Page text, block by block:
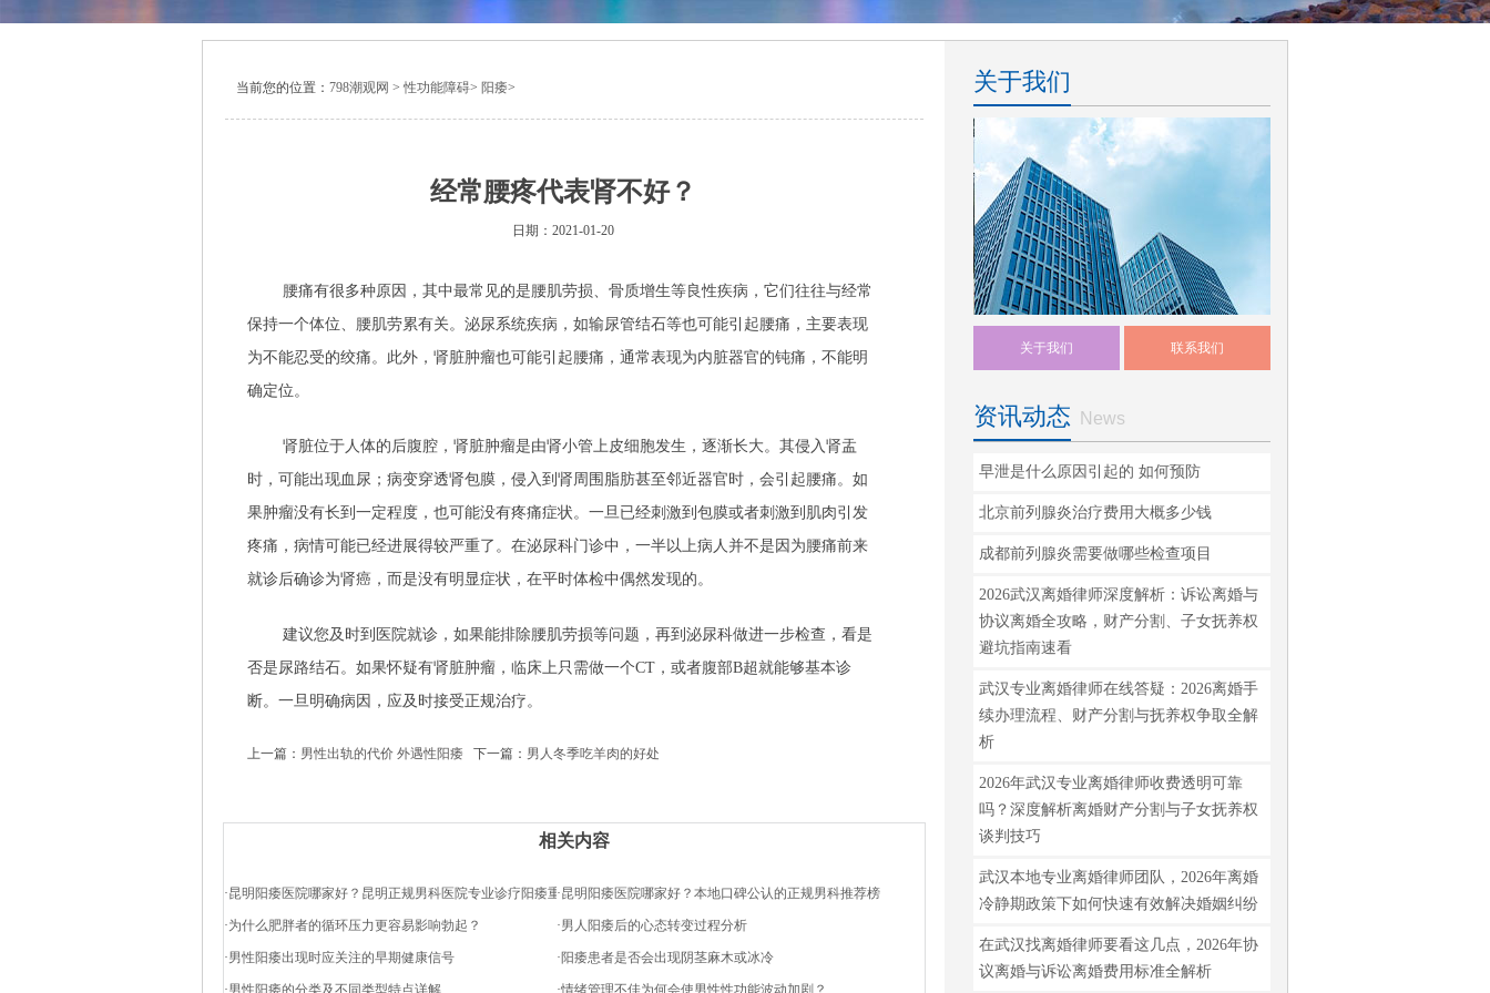
当前您的位置： 798潮观网 > 性功能障碍> 阳痿>
经常腰疼代表肾不好？
日期：2021-01-20
腰痛有很多种原因，其中最常见的是腰肌劳损、骨质增生等良性疾病，它们往往与经常
保持一个体位、腰肌劳累有关。泌尿系统疾病，如输尿管结石等也可能引起腰痛，主要表现
为不能忍受的绞痛。此外，肾脏肿瘤也可能引起腰痛，通常表现为内脏器官的钝痛，不能明
确定位。
肾脏位于人体的后腹腔，肾脏肿瘤是由肾小管上皮细胞发生，逐渐长大。其侵入肾盂
时，可能出现血尿；病变穿透肾包膜，侵入到肾周围脂肪甚至邻近器官时，会引起腰痛。如
果肿瘤没有长到一定程度，也可能没有疼痛症状。一旦已经刺激到包膜或者刺激到肌肉引发
疼痛，病情可能已经进展得较严重了。在泌尿科门诊中，一半以上病人并不是因为腰痛前来
就诊后确诊为肾癌，而是没有明显症状，在平时体检中偶然发现的。
建议您及时到医院就诊，如果能排除腰肌劳损等问题，再到泌尿科做进一步检查，看是
否是尿路结石。如果怀疑有肾脏肿瘤，临床上只需做一个CT，或者腹部B超就能够基本诊
断。一旦明确病因，应及时接受正规治疗。
上一篇： 男性出轨的代价 外遇性阳痿 下一篇： 男人冬季吃羊肉的好处
相关内容
·昆明阳痿医院哪家好？昆明正规男科医院专业诊疗阳痿重振雄风
·昆明阳痿医院哪家好？本地口碑公认的正规男科推荐榜
·为什么肥胖者的循环压力更容易影响勃起？ ·男人阳痿后的心态转变过程分析
·男性阳痿出现时应关注的早期健康信号 · 阳痿患者是否会出现阴茎麻木或冰冷
·男性阳痿的分类及不同类型特点详解 ·情绪管理不佳为何会使男性性功能波动加剧？
关于我们
关于我们 联系我们
资讯动态 News
早泄是什么原因引起的 如何预防
北京前列腺炎治疗费用大概多少钱
成都前列腺炎需要做哪些检查项目
2026武汉离婚律师深度解析：诉讼离婚与
协议离婚全攻略，财产分割、子女抚养权
避坑指南速看
武汉专业离婚律师在线答疑：2026离婚手
续办理流程、财产分割与抚养权争取全解
析
2026年武汉专业离婚律师收费透明可靠
吗？深度解析离婚财产分割与子女抚养权
谈判技巧
武汉本地专业离婚律师团队，2026年离婚
冷静期政策下如何快速有效解决婚姻纠纷
在武汉找离婚律师要看这几点，2026年协
议离婚与诉讼离婚费用标准全解析